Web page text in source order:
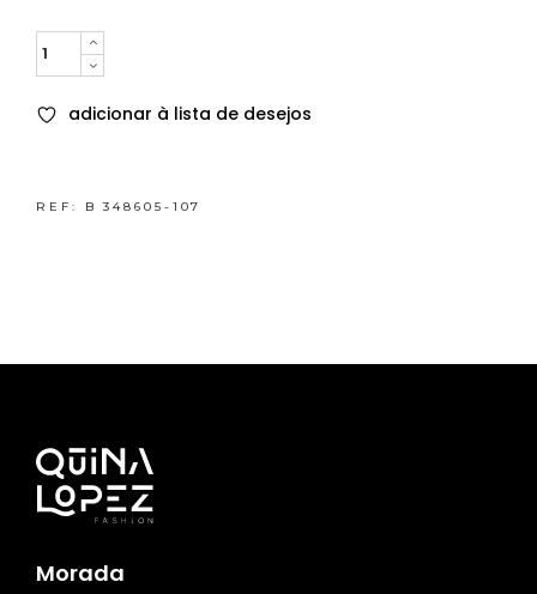
Quantity
adicionar à lista de desejos
REF: B 348605-107
Morada